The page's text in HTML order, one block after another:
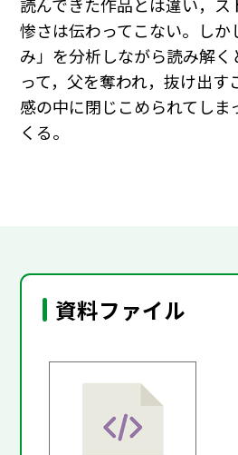
読んできた作品とは違い，
惨さは伝わってこない。しか
み」を分析しながら読み解く
って，父を奪われ，抜け出
感の中に閉じこめられてしま
くる。
資料ファイル